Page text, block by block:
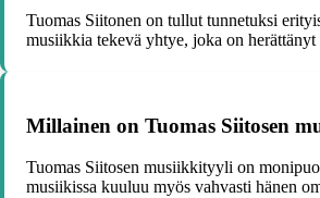
Tuomas Siitonen on tullut tunnetuksi
musiikkia tekevä yhtye, joka on
Millainen on Tuomas Siitosen
Tuomas Siitosen musiikkityyli on
musiikissa kuuluu myös vahvasti hänen